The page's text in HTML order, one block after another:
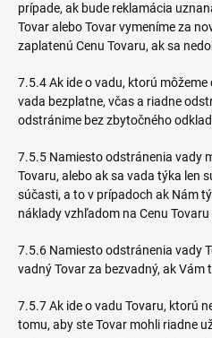
prípade, ak bude reklamácia
Tovar alebo Tovar vymeníme za
zaplatenú Cenu Tovaru, ak sa
7.5.4 Ak ide o vadu, ktorú
vada bezplatne, včas a riadne
odstránime bez zbytočného
7.5.5 Namiesto odstránenia vady
Tovaru, alebo ak sa vada týka len
súčasti, a to v prípadoch ak Nám
náklady vzhľadom na Cenu
7.5.6 Namiesto odstránenia vady
vadný Tovar za bezvadný, ak
7.5.7 Ak ide o vadu Tovaru, ktorú
tomu, aby ste Tovar mohli riadne